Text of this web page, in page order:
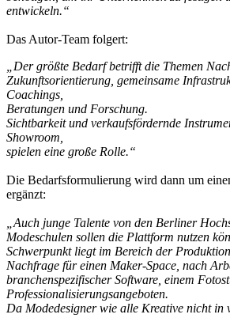
entwickeln.“
Das Autor-Team folgert:
„Der größte Bedarf betrifft die Themen
Zukunftsorientierung, gemeinsame
Coachings,
Beratungen und Forschung.
Sichtbarkeit und verkaufsfördernde
Showroom,
spielen eine große Rolle.“
Die Bedarfsformulierung wird dann um
ergänzt:
„Auch junge Talente von den Berliner
Modeschulen sollen die Plattform nutzen
Schwerpunkt liegt im Bereich der
Nachfrage für einen Maker-Space, nach
branchenspezifischer Software, einem
Professionalisierungsangeboten.
Da Modedesigner wie alle Kreative nicht in